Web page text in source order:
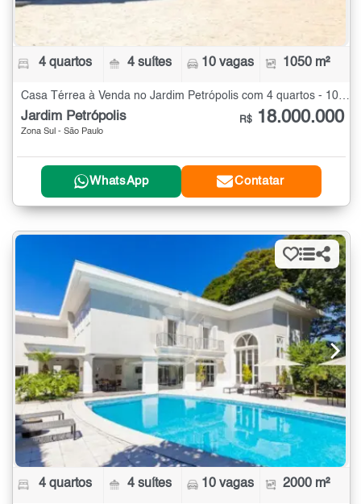
4 quartos 4 suítes 10 vagas 1050 m²
Jardim Petrópolis
Zona Sul - São Paulo
R$ 18.000.000
WhatsApp Contatar
4 quartos 4 suítes 10 vagas 2000 m²